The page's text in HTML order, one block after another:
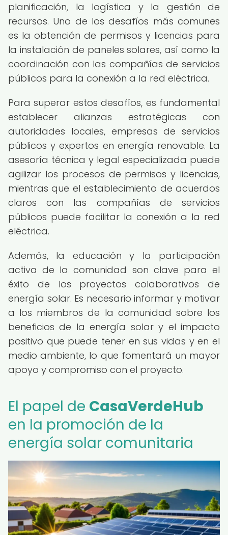
planificación, la logística y la gestión de
recursos. Uno de los desafíos más comunes
es la obtención de permisos y licencias para
la instalación de paneles solares, así como la
coordinación con las compañías de servicios
públicos para la conexión a la red eléctrica.
Para superar estos desafíos, es fundamental
establecer alianzas estratégicas con
autoridades locales, empresas de servicios
públicos y expertos en energía renovable. La
asesoría técnica y legal especializada puede
agilizar los procesos de permisos y licencias,
mientras que el establecimiento de acuerdos
claros con las compañías de servicios
públicos puede facilitar la conexión a la red
eléctrica.
Además, la educación y la participación
activa de la comunidad son clave para el
éxito de los proyectos colaborativos de
energía solar. Es necesario informar y motivar
a los miembros de la comunidad sobre los
beneficios de la energía solar y el impacto
positivo que puede tener en sus vidas y en el
medio ambiente, lo que fomentará un mayor
apoyo y compromiso con el proyecto.
El papel de CasaVerdeHub
en la promoción de la
energía solar comunitaria